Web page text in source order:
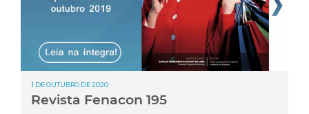
1 DE OUTUBRO DE 2020
Revista Fenacon 195